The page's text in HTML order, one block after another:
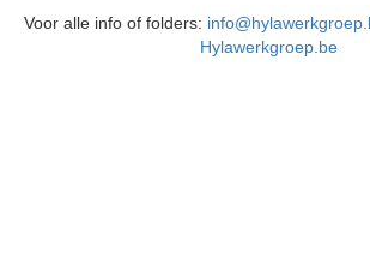
Voor alle info of folders:
Hylawerkgroep.be